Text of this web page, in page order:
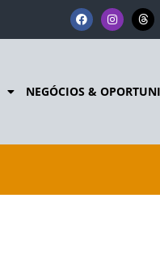
NEGÓCIOS &